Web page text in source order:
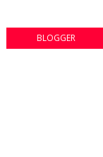
BLOGGER